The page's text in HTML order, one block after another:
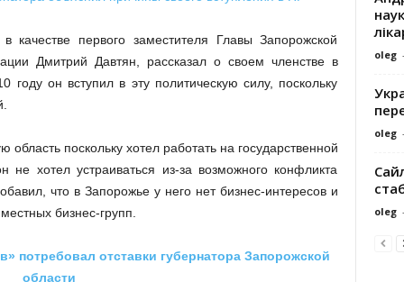
первого заместителя Главы Запорожской
Дмитрий Давтян, рассказал о своем членстве в
он вступил в эту политическую силу, поскольку
поскольку хотел работать на государственной
хотел устраиваться из-за возможного конфликта
что в Запорожье у него нет бизнес-интересов и
бизнес-групп.
потребовал отставки губернатора Запорожской
области
oleg
oleg
oleg